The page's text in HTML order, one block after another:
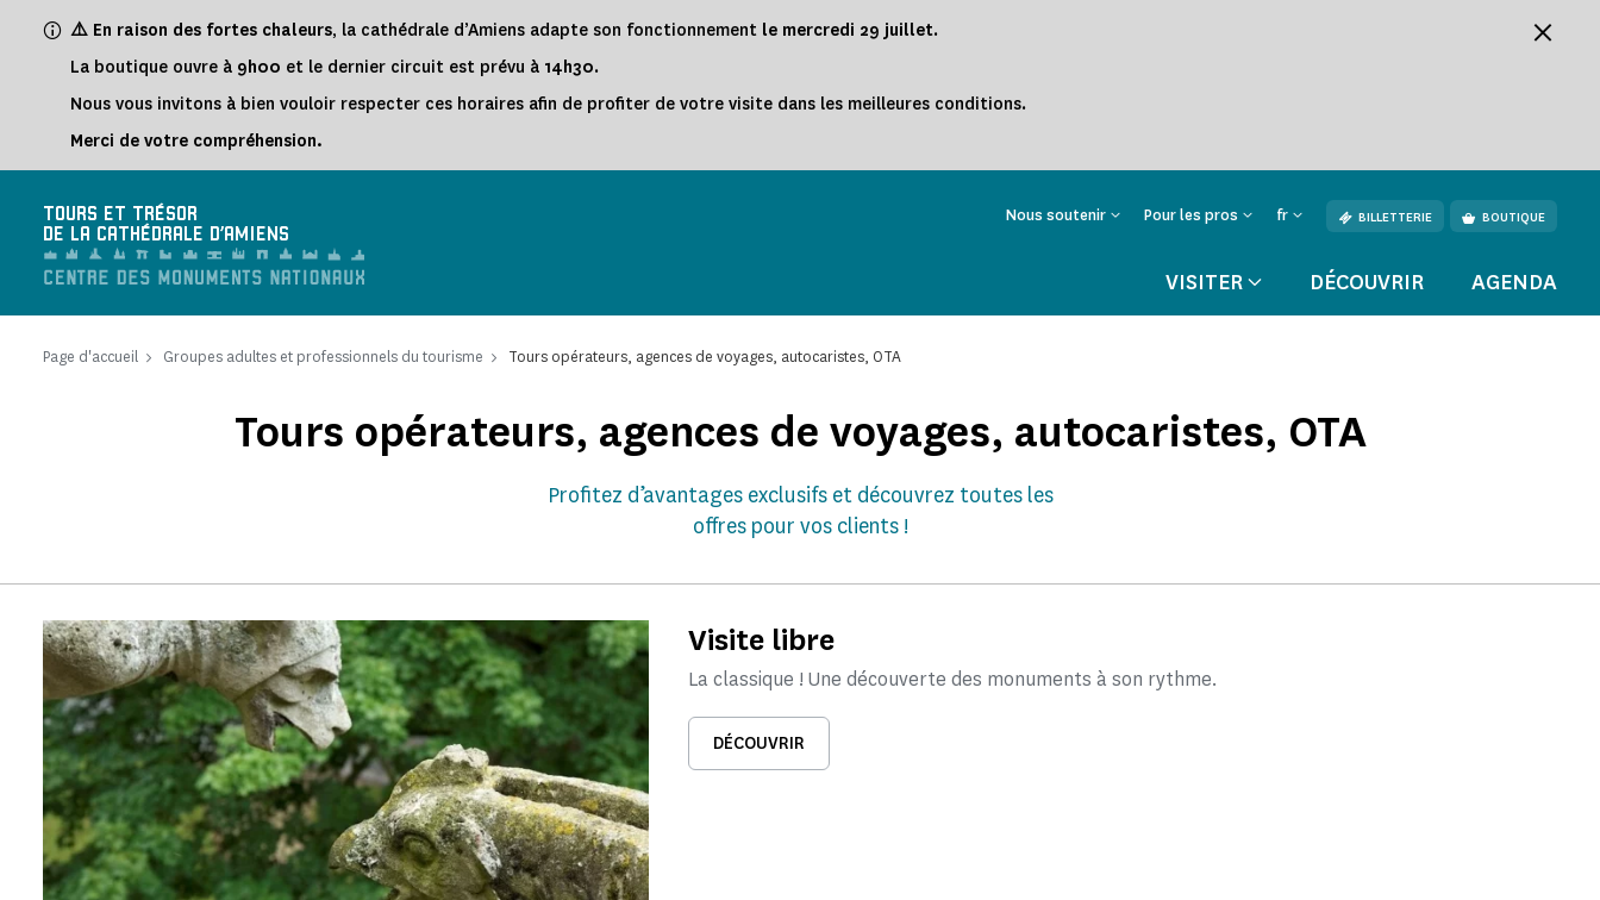
⚠️ En raison des fortes chaleurs, la cathédrale d’Amiens adapte son fonctionnement le mercredi 29 juillet.
La boutique ouvre à 9h00 et le dernier circuit est prévu à 14h30.
Nous vous invitons à bien vouloir respecter ces horaires afin de profiter de votre visite dans les meilleures conditions.
Merci de votre compréhension.
TOURS ET TRÉSOR
DE LA CATHÉDRALE D'AMIENS
Nous soutenir Pour les pros fr BILLETTERIE BOUTIQUE
VISITER DÉCOUVRIR AGENDA
Page d'accueil Groupes adultes et professionnels du tourisme Tours opérateurs, agences de voyages, autocaristes, OTA
Tours opérateurs, agences de voyages, autocaristes, OTA
Profitez d’avantages exclusifs et découvrez toutes les
offres pour vos clients !
Visite libre
La classique ! Une découverte des monuments à son rythme.
DÉCOUVRIR